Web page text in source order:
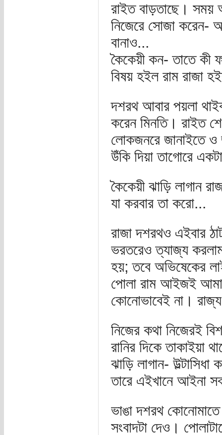
রাইত বাড়তাছে। সময়
নিজেরে সোজা করেন-
বানাও...
কৈকেয়ী কন- তাতে কী
বিষয় হইল রাম রাজা
দশরথ আবার পয়লা
করেন মিনতি। রাইত
লোকজনরে জানাইতে ও
উঁকি দিয়া তাগোরে
কৈকেয়ী ঝাড়ি লাগান
যা করবার তা করো...
রাজা দশরথও এইবার
ভরতরেও ত্যাজ্য
হয়; তবে অভিষেকের
পোলা রাম আইজই
কোনোভাবেই না।
নিজের কথা নিজেরই
রানির দিকে তাকাইয়া
ঝাড়ি লাগান-
তারে এইখানে আইনা
ভাঙা দশরথ
সংবাদটা দেও।